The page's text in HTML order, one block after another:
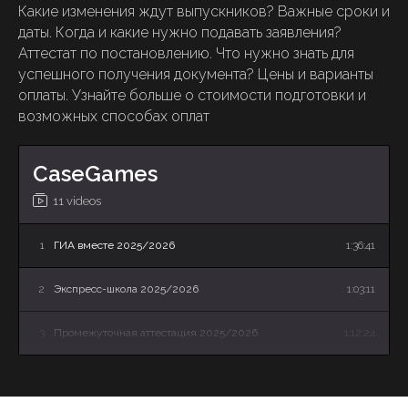
CaseGames
11 videos
1 ГИА вместе 2025/2026 1:36:41
2 Экспресс-школа 2025/2026 1:03:11
Промежуточная аттестация 2025/2026 1:12:24
Какие изменения ждут выпускников? Важные сроки и
даты. Когда и какие нужно подавать заявления?
Аттестат по постановлению. Что нужно знать для
успешного получения документа? Цены и варианты
оплаты. Узнайте больше о стоимости подготовки и
возможных способах оплат